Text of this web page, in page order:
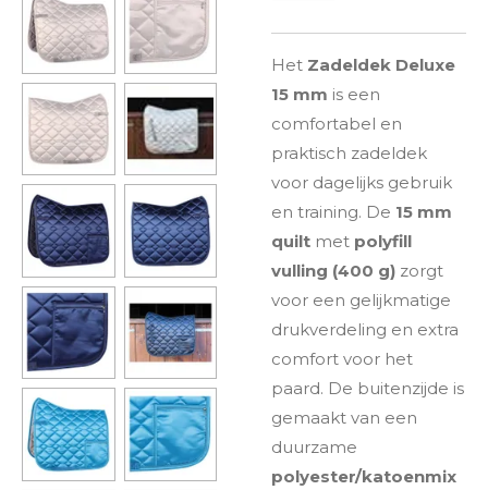
Het Zadeldek Deluxe
15 mm is een
comfortabel en
praktisch zadeldek
voor dagelijks gebruik
en training. De 15 mm
quilt met polyfill
vulling (400 g) zorgt
voor een gelijkmatige
drukverdeling en extra
comfort voor het
paard. De buitenzijde is
gemaakt van een
duurzame
polyester/katoenmix